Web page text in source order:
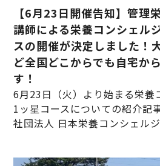
【6月23日開催告知】管理
講師による栄養コンシェル
スの開催が決定しました！
ど全国どこからでも自宅か
す！
6月23日（火）より始まる栄養
1ッ星コースについての紹介記
社団法人 日本栄養コンシェル